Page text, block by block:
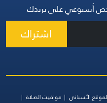
أسبوعي على بريدك
اشتراك
الأسباني مواقيت الصلاة